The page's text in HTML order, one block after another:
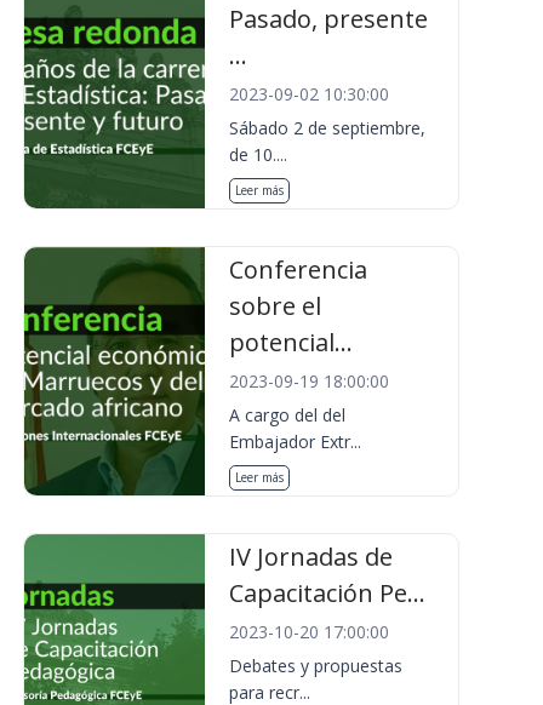
Pasado, presente
...
2023-09-02 10:30:00
Sábado 2 de septiembre,
de 10....
Leer más
Conferencia
sobre el
potencial...
2023-09-19 18:00:00
A cargo del del
Embajador Extr...
Leer más
IV Jornadas de
Capacitación Pe...
2023-10-20 17:00:00
Debates y propuestas
para recr...